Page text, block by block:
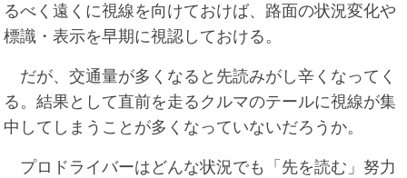
るべく遠くに視線を向けておけば、路面の状況変化や
標識・表示を早期に視認しておける。
だが、交通量が多くなると先読みがし辛くなってく
る。結果として直前を走るクルマのテールに視線が集
中してしまうことが多くなっていないだろうか。
プロドライバーはどんな状況でも「先を読む」努力